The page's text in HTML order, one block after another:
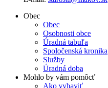
Obec
Obec
Osobnosti obce
Úradná tabuľa
Spoločenská kronika
Služby
Úradná doba
Mohlo by vám pomôcť
Ako vybaviť